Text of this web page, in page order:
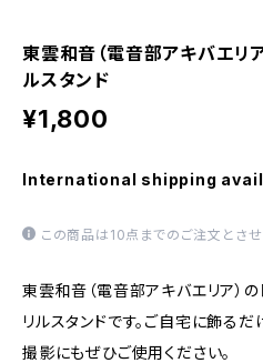
東雲和音（電音部アキバエリ
ルスタンド
¥1,800
International shipping
この商品は10点までのご注文とさせ
東雲和音（電音部アキバエリア）
リルスタンドです。ご自宅に飾る
撮影にもぜひご使用ください。